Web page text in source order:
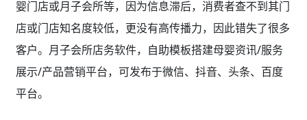
婴门店或月子会所等，因为信息滞后，消费者查不到其门
店或门店知名度较低，更没有高传播力，因此错失了很多
客户。月子会所店务软件，自助模板搭建母婴资讯/服务
展示/产品营销平台，可发布于微信、抖音、头条、百度
平台。